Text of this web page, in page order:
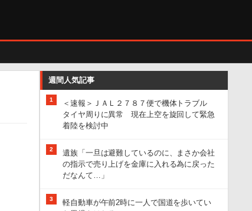
週間人気記事
1
＜速報＞ＪＡＬ２７８７便で機体トラブル
タイヤ周りに異常 現在上空を旋回して緊急
着陸を検討中
2
遺族「一旦は避難しているのに、まさか会社
の指示で売り上げを金庫に入れる為に戻った
だなんて…」
3
軽自動車が午前2時に一人で国道を歩いてい